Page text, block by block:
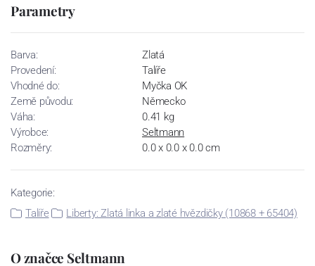
Parametry
Barva:
Zlatá
Provedení:
Talíře
Vhodné do:
Myčka OK
Země původu:
Německo
Váha:
0.41 kg
Výrobce:
Seltmann
Rozměry:
0.0 x 0.0 x 0.0 cm
Kategorie:
Talíře
Liberty: Zlatá linka a zlaté hvězdičky (10868 + 65404)
O značce Seltmann